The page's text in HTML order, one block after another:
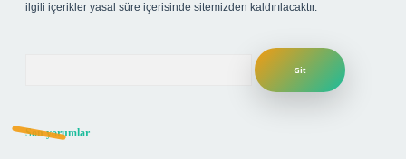
ilgili içerikler yasal süre içerisinde sitemizden kaldırılacaktır.
Son yorumlar